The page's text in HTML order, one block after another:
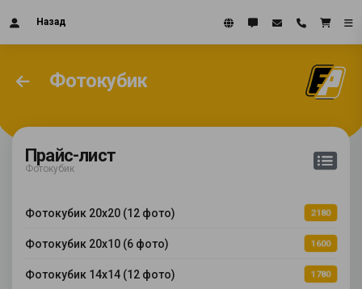
Назад
Фотокубик
Прайс-лист
Фотокубик
Фотокубик 20х20 (12 фото) 2180
Фотокубик 20х10 (6 фото) 1600
Фотокубик 14х14 (12 фото) 1780